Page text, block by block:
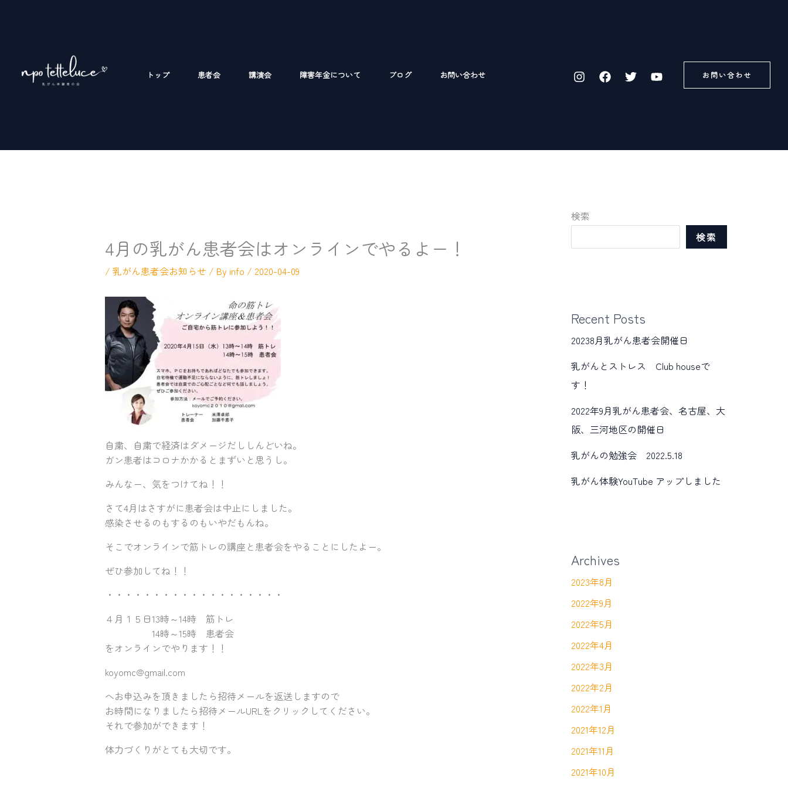
トップ 患者会 講演会 障害年金について ブログ お問い合わせ お問い合わせ
4月の乳がん患者会はオンラインでやるよー！
/ 乳がん患者会お知らせ / By info / 2020-04-09
自粛、自粛で経済はダメージだししんどいね。
ガン患者はコロナかかるとまずいと思うし。
みんなー、気をつけてね！！
さて4月はさすがに患者会は中止にしました。
感染させるのもするのもいやだもんね。
そこでオンラインで筋トレの講座と患者会をやることにしたよー。
ぜひ参加してね！！
・・・・・・・・・・・・・・・・・・・
４月１５日13時～14時 筋トレ
14時～15時 患者会
をオンラインでやります！！
koyomc@gmail.com
へお申込みを頂きましたら招待メールを返送しますので
お時間になりましたら招待メールURLをクリックしてください。
それで参加ができます！
体力づくりがとても大切です。
検索
検索
Recent Posts
20238月乳がん患者会開催日
乳がんとストレス Club houseで
す！
2022年9月乳がん患者会、名古屋、大
阪、三河地区の開催日
乳がんの勉強会 2022.5.18
乳がん体験YouTube アップしました
Archives
2023年8月
2022年9月
2022年5月
2022年4月
2022年3月
2022年2月
2022年1月
2021年12月
2021年11月
2021年10月